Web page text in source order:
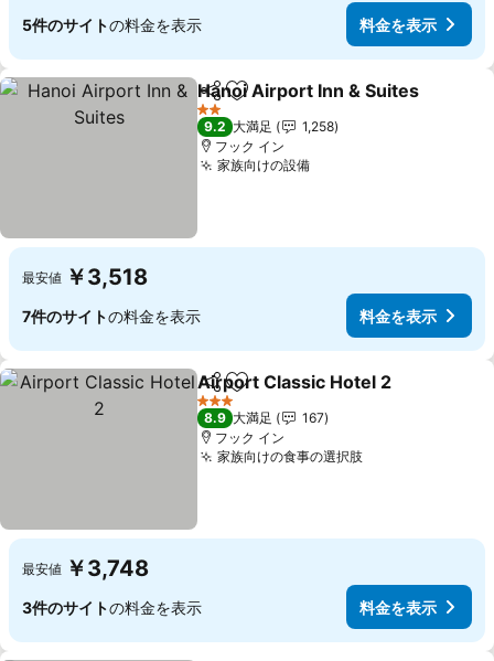
5件のサイトの料金を表示 料金を表示
シェアお気に入りに追加
Hanoi Airport Inn & Suites
2 ホテルのランク
9.2 大満足
1,258
フック イン
家族向けの設備料金を表示
最安値 ￥3,518
7件のサイトの料金を表示 料金を表示
シェアお気に入りに追加
Airport Classic Hotel 2
3 ホテルのランク
8.9 大満足
167
フック イン
家族向けの食事の選択肢料金を表示
最安値 ￥3,748
3件のサイトの料金を表示 料金を表示